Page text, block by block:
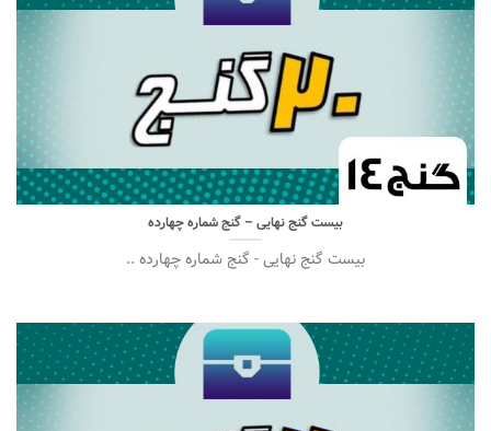
بیست گنج نهایی – گنج شماره چهارده
بیست گنج نهایی - گنج شماره چهارده ..